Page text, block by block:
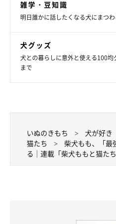
雑学・豆知識
明日誰かに話したくなる犬にまつ
犬グッズ
犬との暮らしに意外と使える100
まで
いぬのきもち 犬が好き
猫たち
柴犬もも、「最
る｜連載「柴犬ももと猫た